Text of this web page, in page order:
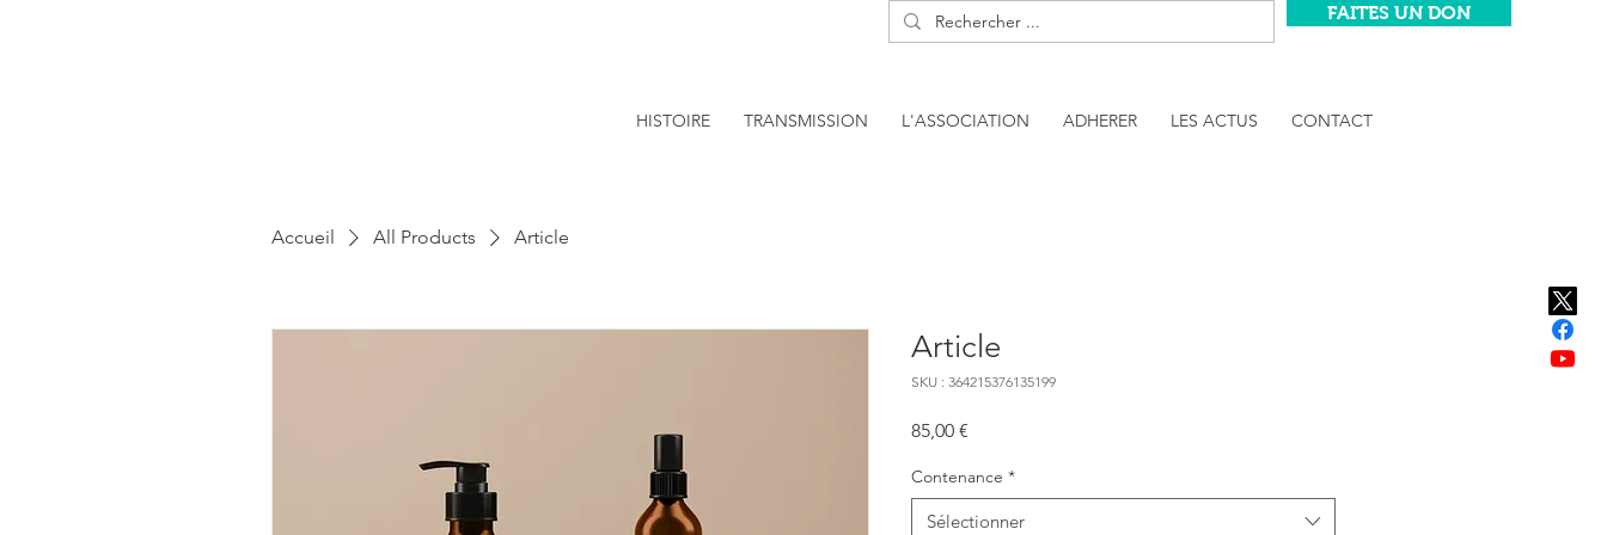
FAITES UN DON
HISTOIRE TRANSMISSION L'ASSOCIATION ADHERER LES ACTUS CONTACT
Accueil All Products Article
Article
SKU : 364215376135199
85,00 €
Contenance *
Sélectionner